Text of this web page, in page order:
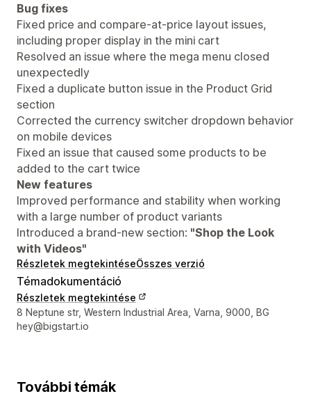
Bug fixes
Fixed price and compare-at-price layout issues,
including proper display in the mini cart
Resolved an issue where the mega menu closed
unexpectedly
Fixed a duplicate button issue in the Product Grid
section
Corrected the currency switcher dropdown behavior
on mobile devices
Fixed an issue that caused some products to be
added to the cart twice
New features
Improved performance and stability when working
with a large number of product variants
Introduced a brand-new section: "Shop the Look
with Videos"
Részletek megtekintéseÖsszes verzió
Témadokumentáció
Részletek megtekintése
Dizájner kapcsolattartási adatai
8 Neptune str, Western Industrial Area, Varna, 9000, BG
hey@bigstart.io
További témák